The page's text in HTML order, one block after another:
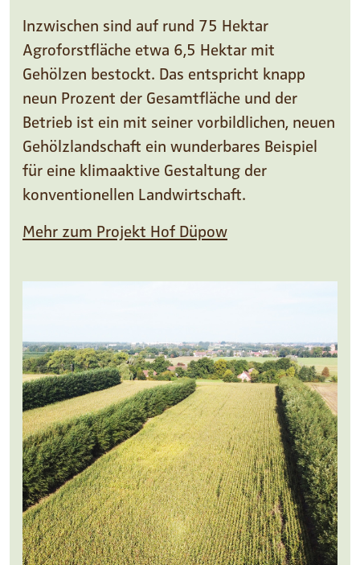
Inzwischen sind auf rund 75 Hektar
Agroforstfläche etwa 6,5 Hektar mit
Gehölzen bestockt. Das entspricht knapp
neun Prozent der Gesamtfläche und der
Betrieb ist ein mit seiner vorbildlichen, neuen
Gehölzlandschaft ein wunderbares Beispiel
für eine klimaaktive Gestaltung der
konventionellen Landwirtschaft.
Mehr zum Projekt Hof Düpow